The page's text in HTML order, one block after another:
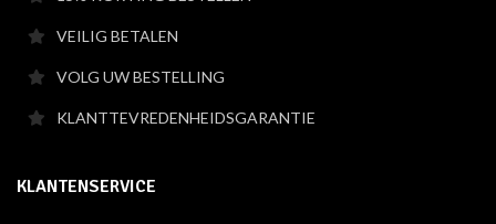
VEILIG BETALEN
VOLG UW BESTELLING
KLANTTEVREDENHEIDSGARANTIE
KLANTENSERVICE